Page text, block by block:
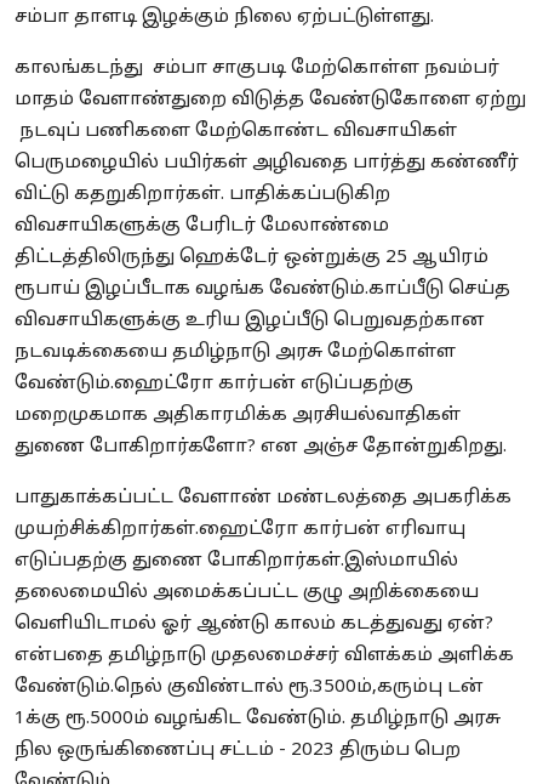
சம்பா தாளடி இழக்கும் நிலை ஏற்பட்டுள்ளது.
காலங்கடந்து சம்பா சாகுபடி மேற்கொள்ள நவம்பர்
மாதம் வேளாண்துறை விடுத்த வேண்டுகோளை ஏற்று
நடவுப் பணிகளை மேற்கொண்ட விவசாயிகள்
பெருமழையில் பயிர்கள் அழிவதை பார்த்து கண்ணீர்
விட்டு கதறுகிறார்கள். பாதிக்கப்படுகிற
விவசாயிகளுக்கு பேரிடர் மேலாண்மை
திட்டத்திலிருந்து ஹெக்டேர் ஒன்றுக்கு 25 ஆயிரம்
ரூபாய் இழப்பீடாக வழங்க வேண்டும்.காப்பீடு செய்த
விவசாயிகளுக்கு உரிய இழப்பீடு பெறுவதற்கான
நடவடிக்கையை தமிழ்நாடு அரசு மேற்கொள்ள
வேண்டும்.ஹைட்ரோ கார்பன் எடுப்பதற்கு
மறைமுகமாக அதிகாரமிக்க அரசியல்வாதிகள்
துணை போகிறார்களோ? என அஞ்ச தோன்றுகிறது.
பாதுகாக்கப்பட்ட வேளாண் மண்டலத்தை அபகரிக்க
முயற்சிக்கிறார்கள்.ஹைட்ரோ கார்பன் எரிவாயு
எடுப்பதற்கு துணை போகிறார்கள்.இஸ்மாயில்
தலைமையில் அமைக்கப்பட்ட குழு அறிக்கையை
வெளியிடாமல் ஓர் ஆண்டு காலம் கடத்துவது ஏன்?
என்பதை தமிழ்நாடு முதலமைச்சர் விளக்கம் அளிக்க
வேண்டும்.நெல் குவிண்டால் ரூ.3500ம்,கரும்பு டன்
1க்கு ரூ.5000ம் வழங்கிட வேண்டும். தமிழ்நாடு அரசு
நில ஒருங்கிணைப்பு சட்டம் - 2023 திரும்ப பெற